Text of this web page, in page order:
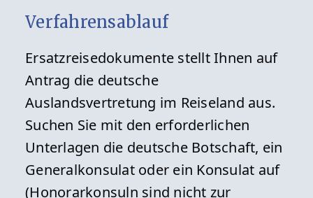
Verfahrensablauf
Ersatzreisedokumente stellt Ihnen auf
Antrag die deutsche
Auslandsvertretung im Reiseland aus.
Suchen Sie mit den erforderlichen
Unterlagen die deutsche Botschaft, ein
Generalkonsulat oder ein Konsulat auf
(Honorarkonsuln sind nicht zur